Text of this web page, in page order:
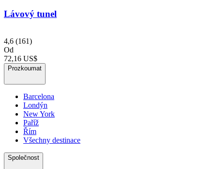
Lávový tunel
4,6 (161)
Od
72,16 US$
Prozkoumat
Barcelona
Londýn
New York
Paříž
Řím
Všechny destinace
Společnost